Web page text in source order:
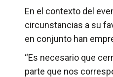
En el contexto del
circunstancias a su
en conjunto han
“Es necesario que
parte que nos